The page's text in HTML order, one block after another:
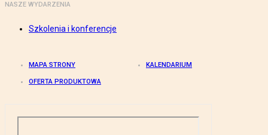
NASZE WYDARZENIA
Szkolenia i konferencje
MAPA STRONY KALENDARIUM
OFERTA PRODUKTOWA